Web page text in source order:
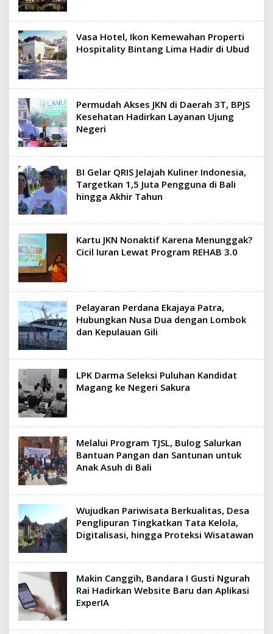
Vasa Hotel, Ikon Kemewahan Properti
Hospitality Bintang Lima Hadir di Ubud
Permudah Akses JKN di Daerah 3T, BPJS
Kesehatan Hadirkan Layanan Ujung
Negeri
BI Gelar QRIS Jelajah Kuliner Indonesia,
Targetkan 1,5 Juta Pengguna di Bali
hingga Akhir Tahun
Kartu JKN Nonaktif Karena Menunggak?
Cicil Iuran Lewat Program REHAB 3.0
Pelayaran Perdana Ekajaya Patra,
Hubungkan Nusa Dua dengan Lombok
dan Kepulauan Gili
LPK Darma Seleksi Puluhan Kandidat
Magang ke Negeri Sakura
Melalui Program TJSL, Bulog Salurkan
Bantuan Pangan dan Santunan untuk
Anak Asuh di Bali
Wujudkan Pariwisata Berkualitas, Desa
Penglipuran Tingkatkan Tata Kelola,
Digitalisasi, hingga Proteksi Wisatawan
Makin Canggih, Bandara I Gusti Ngurah
Rai Hadirkan Website Baru dan Aplikasi
ExperIA